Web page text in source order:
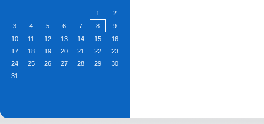
1
2
3
4 5 6 7 8
9
10
11 12 13 14 15
16
17
18 19 20 21 22
23
24
25 26 27 28 29
30
31